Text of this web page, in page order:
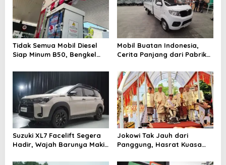
i
g
a
t
i
o
n
Tidak Semua Mobil Diesel
Siap Minum B50, Bengkel
Mobil Buatan Indonesia,
Cerita Panjang dari Pabrik
Kendaraan Nasional
Suzuki XL7 Facelift Segera
Hadir, Wajah Barunya Makin
Jokowi Tak Jauh dari
Panggung, Hasrat Kuasa